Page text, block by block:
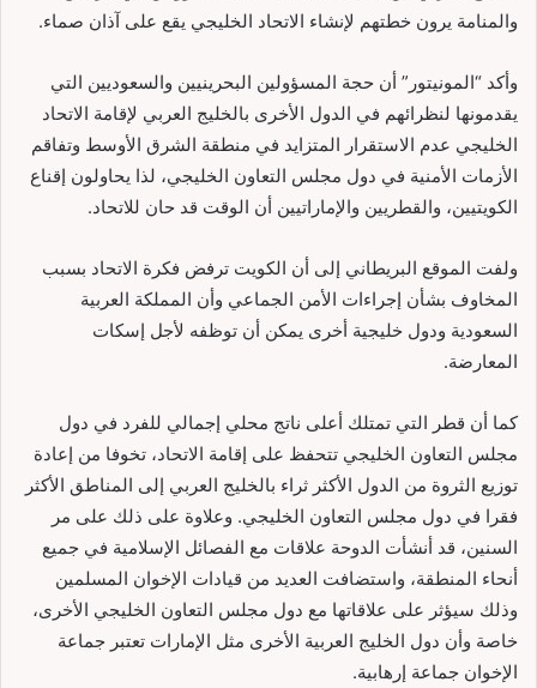
والمنامة يرون خطتهم لإنشاء الاتحاد الخليجي يقع على آذان صماء.
وأكد “المونيتور” أن حجة المسؤولين البحرينيين والسعوديين التي
يقدمونها لنظرائهم في الدول الأخرى بالخليج العربي لإقامة الاتحاد
الخليجي عدم الاستقرار المتزايد في منطقة الشرق الأوسط وتفاقم
الأزمات الأمنية في دول مجلس التعاون الخليجي، لذا يحاولون إقناع
الكويتيين، والقطريين والإماراتيين أن الوقت قد حان للاتحاد.
ولفت الموقع البريطاني إلى أن الكويت ترفض فكرة الاتحاد بسبب
المخاوف بشأن إجراءات الأمن الجماعي وأن المملكة العربية
السعودية ودول خليجية أخرى يمكن أن توظفه لأجل إسكات
المعارضة.
كما أن قطر التي تمتلك أعلى ناتج محلي إجمالي للفرد في دول
مجلس التعاون الخليجي تتحفظ على إقامة الاتحاد، تخوفا من إعادة
توزيع الثروة من الدول الأكثر ثراء بالخليج العربي إلى المناطق الأكثر
فقرا في دول مجلس التعاون الخليجي. وعلاوة على ذلك على مر
السنين، قد أنشأت الدوحة علاقات مع الفصائل الإسلامية في جميع
أنحاء المنطقة، واستضافت العديد من قيادات الإخوان المسلمين
وذلك سيؤثر على علاقاتها مع دول مجلس التعاون الخليجي الأخرى،
خاصة وأن دول الخليج العربية الأخرى مثل الإمارات تعتبر جماعة
الإخوان جماعة إرهابية.